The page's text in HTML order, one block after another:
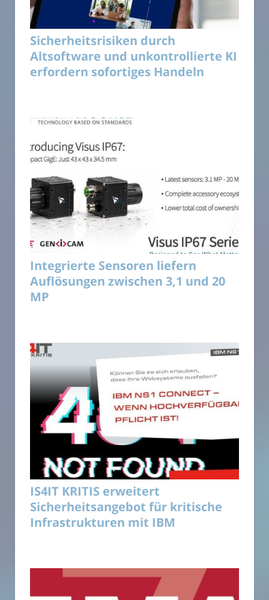
Sicherheitsrisiken durch
Altsoftware und unkontrollierte KI
erfordern sofortiges Handeln
Integrierte Sensoren liefern
Auflösungen zwischen 3,1 und 20
MP
IS4IT KRITIS erweitert
Sicherheitsangebot für kritische
Infrastrukturen mit IBM